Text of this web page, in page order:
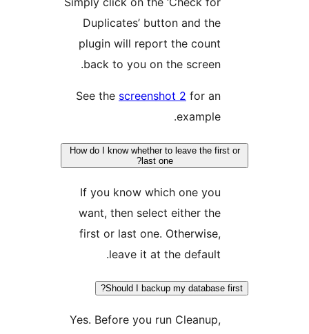
Duplicates’ button and the
plugin will report the count
back to you on the screen.
See thescreenshot 2
How do I know whether to leave the
If you know which one you
want, then select either the
first or last one. Otherwise,
leave it at the default.
Should I backup my database
Yes. Before you run Cleanup,